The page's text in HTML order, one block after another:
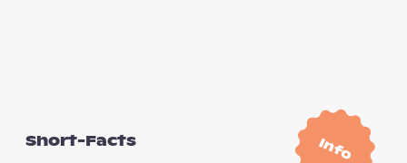
Info
Short-Facts